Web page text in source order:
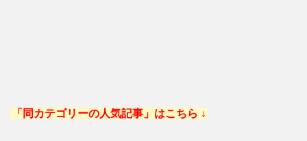
「同カテゴリーの人気記事」はこちら ↓